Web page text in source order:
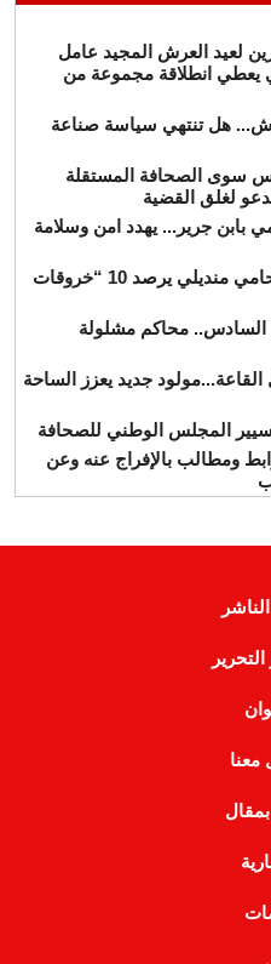
لعيد العرش المجيد عامل
يعطي انطلاقة مجموعة من
هل تنتهي سياسة صناعة
سوى الصحافة المستقلة
لغلق القضية
بابن جرير... يهدد امن وسلامة
بعد احالته على الدستورية.. المحامي منديلي يرصد 10 “خروقات
السادس.. محاكم مشلولة
جديد يعزز الساحة
المجلس الوطني للصحافة
ومطالب بالإفراج عنه وعن
التحرير
معنا